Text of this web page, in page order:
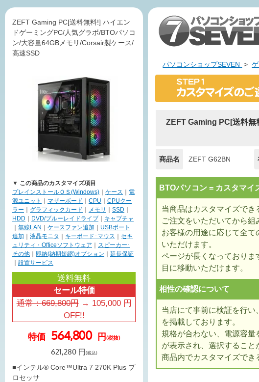
ZEFT Gaming PC[送料無料!] ハイエン
ドゲーミングPC/人気グラボ/BTOパソコ
ン/大容量64GBメモリ/Corsair製ケース/
高速SSD
▼ この商品のカスタマイズ項目
プレインストールＯＳ(Windows)
ケース
電
源ユニット
マザーボード CPU
CPUクー
ラー
グラフィックカード メモリ SSD
HDD
DVD/ブルーレイドライブ
キャプチャ
無線LAN ケースファン追加
USBポート
追加
液晶モニタ キーボード･マウス
セキ
ュリティ・Officeソフトウェア
スピーカー･
その他
即納(納期短縮)オプション
延長保証
設置サービス
送料無料
セール特価
通常：669,800円→ 105,000円
OFF!!
特価 564,800 円(税抜)
621,280円(税込)
■インテル® Core™Ultra 7 270K Plus プ
ロセッサ
パソコンショップSEVEN >
ZEFT Gaming PC[送料無
商品名 ZEFT G62BN
BTOパソコン = カスタマ
当商品はカスタマイズでき
ご注文をいただいてから組
お客様の用途に応じて全
いただけます。
ページが長くなっており
目に移動いただけます。
相性の確認について
当店にて事前に検証を行
を掲載しております。
規格が合わない、電源容
が表示され、選択すること
商品内でカスタマイズでき